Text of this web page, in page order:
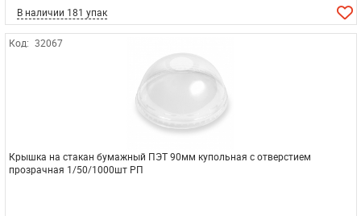
В наличии 181 упак
Код: 32067
Крышка на стакан бумажный ПЭТ 90мм купольная с отверстием
прозрачная 1/50/1000шт РП